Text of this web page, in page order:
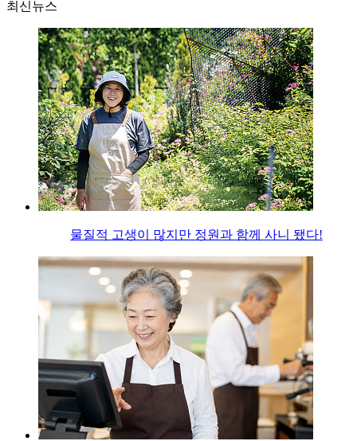
최신뉴스
물질적 고생이 많지만 정원과 함께 사니 됐다!